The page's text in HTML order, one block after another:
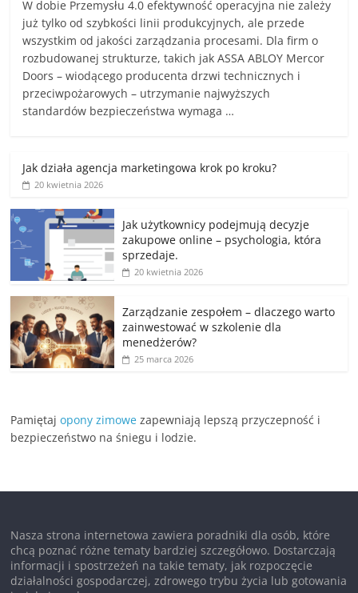
W dobie Przemysłu 4.0 efektywność operacyjna nie zależy
już tylko od szybkości linii produkcyjnych, ale przede
wszystkim od jakości zarządzania procesami. Dla firm o
rozbudowanej strukturze, takich jak ASSA ABLOY Mercor
Doors – wiodącego producenta drzwi technicznych i
przeciwpożarowych – utrzymanie najwyższych
standardów bezpieczeństwa wymaga …
Jak działa agencja marketingowa krok po kroku?
20 kwietnia 2026
Jak użytkownicy podejmują decyzje
zakupowe online – psychologia, która
sprzedaje.
20 kwietnia 2026
Zarządzanie zespołem – dlaczego warto
zainwestować w szkolenie dla
menedżerów?
25 marca 2026
Pamiętajopony zimowe zapewniają lepszą przyczepność i
bezpieczeństwo na śniegu i lodzie.
Nasza strona internetowa zawiera poradniki dla osób, które
chcą poznać różne tematy bardziej szczegółowo. Dostarczają
informacji i spostrzeżeń na takie tematy, jak rozpoczęcie
działalności gospodarczej, zdrowego trybu życia lub gotowania